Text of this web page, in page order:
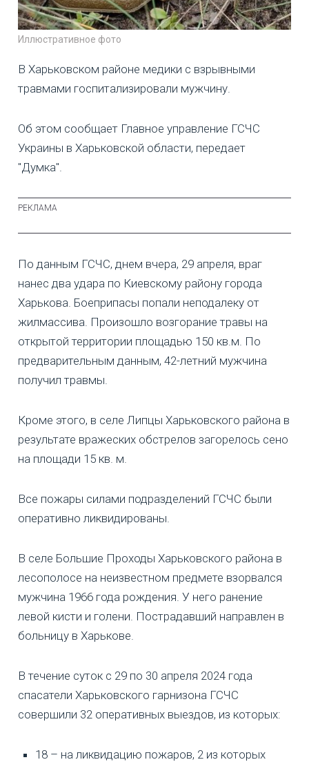
Иллюстративное фото
В Харьковском районе медики с взрывными
травмами госпитализировали мужчину.
Об этом сообщает Главное управление ГСЧС
Украины в Харьковской области, передает
"Думка".
По данным ГСЧС, днем вчера, 29 апреля, враг
нанес два удара по Киевскому району города
Харькова. Боеприпасы попали неподалеку от
жилмассива. Произошло возгорание травы на
открытой территории площадью 150 кв.м. По
предварительным данным, 42-летний мужчина
получил травмы.
Кроме этого, в селе Липцы Харьковского района в
результате вражеских обстрелов загорелось сено
на площади 15 кв. м.
Все пожары силами подразделений ГСЧС были
оперативно ликвидированы.
В селе Большие Проходы Харьковского района в
лесополосе на неизвестном предмете взорвался
мужчина 1966 года рождения. У него ранение
левой кисти и голени. Пострадавший направлен в
больницу в Харькове.
В течение суток с 29 по 30 апреля 2024 года
спасатели Харьковского гарнизона ГСЧС
совершили 32 оперативных выездов, из которых:
18 – на ликвидацию пожаров, 2 из которых